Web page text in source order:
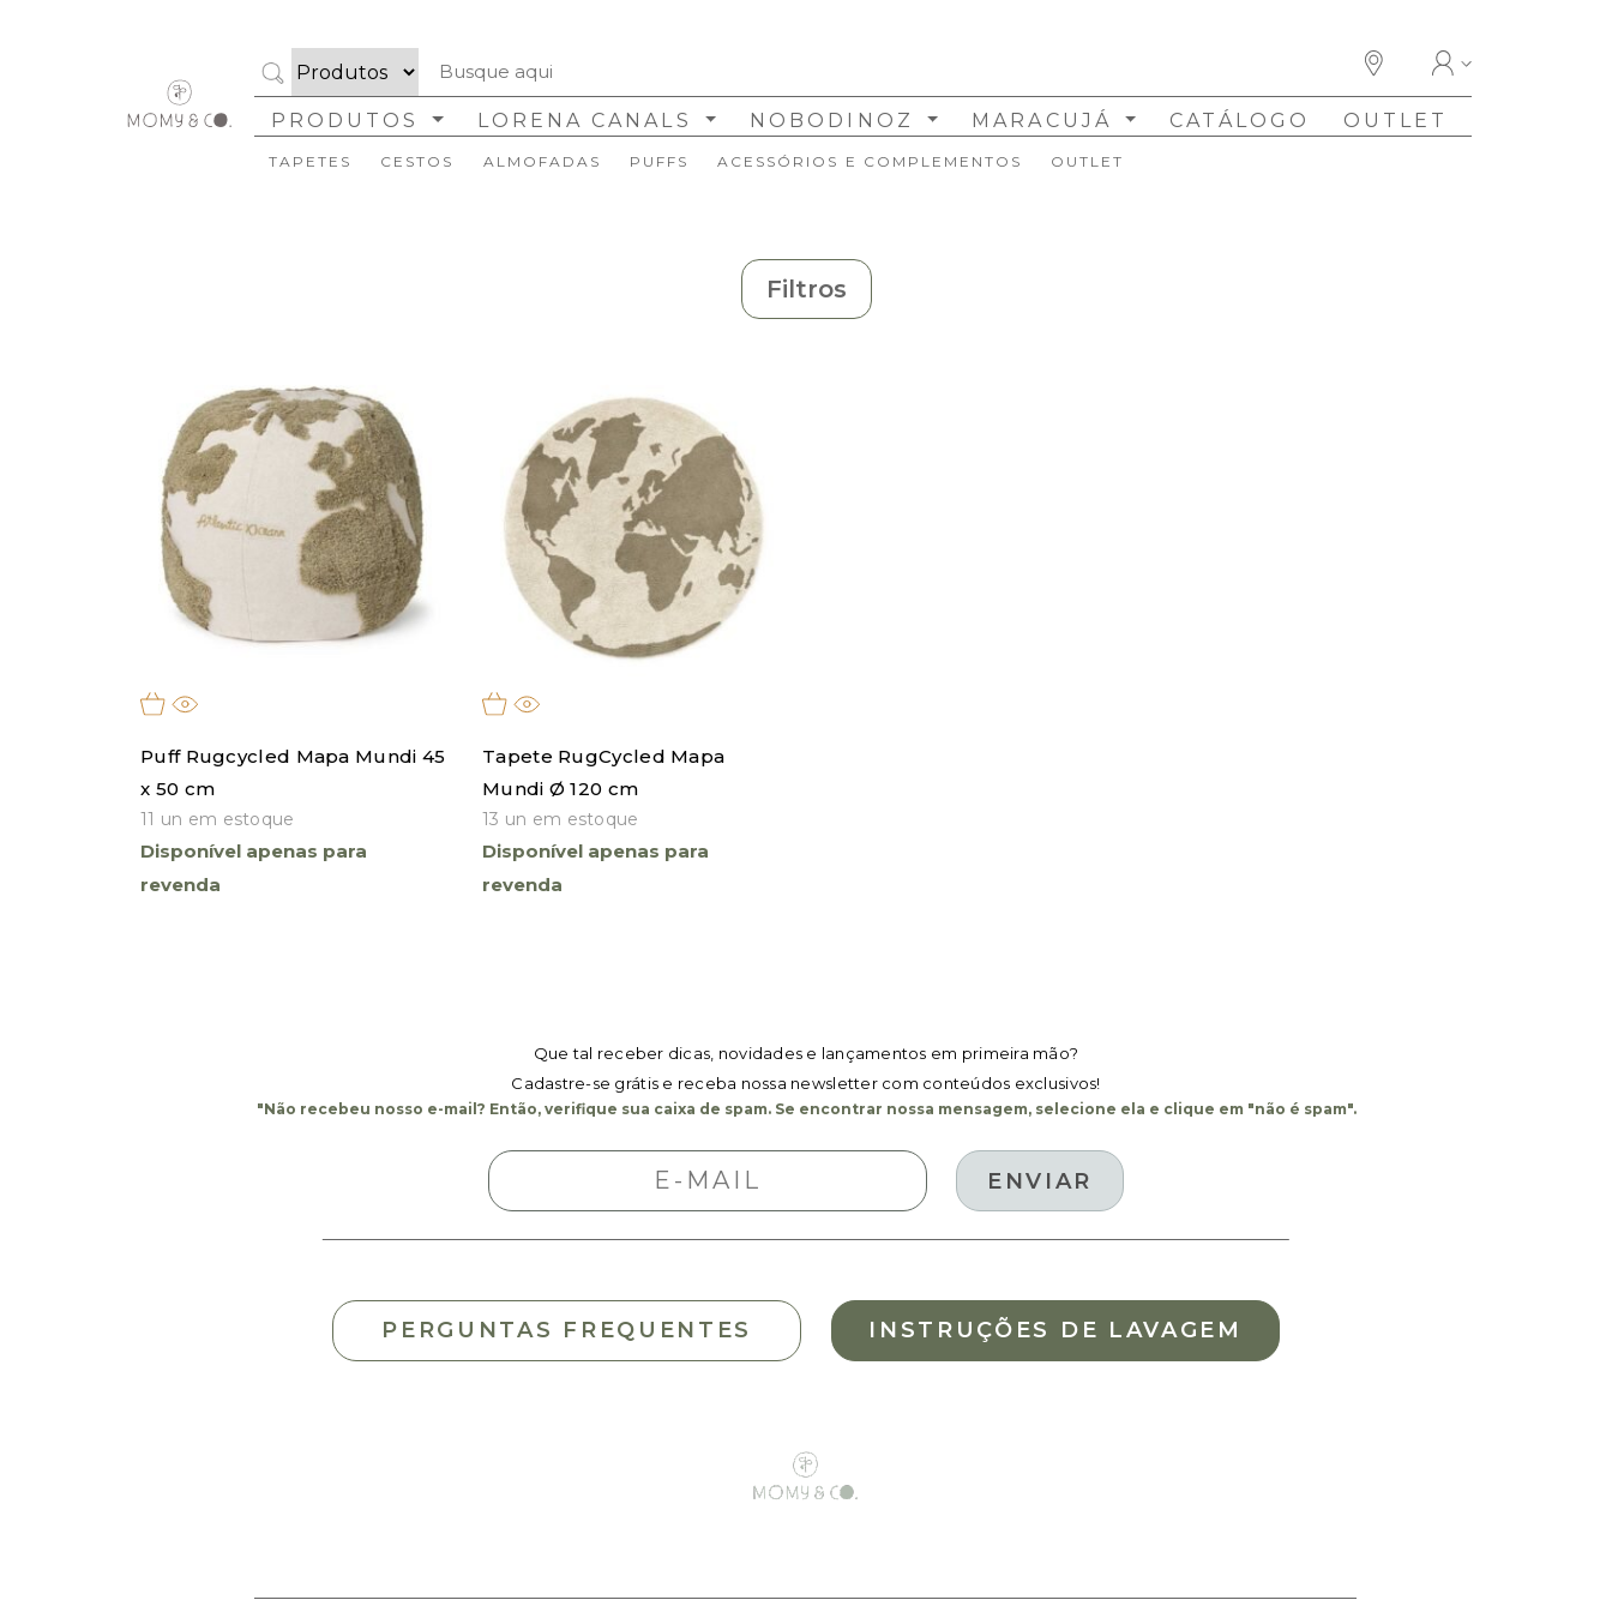
PRODUTOS LORENA CANALS NOBODINOZ MARACUJÁ CATÁLOGO OUTLET
TAPETES CESTOS ALMOFADAS PUFFS ACESSÓRIOS E COMPLEMENTOS OUTLET
Filtros
Puff Rugcycled Mapa Mundi 45
x 50 cm
11 un em estoque
Disponível apenas para
revenda
Tapete RugCycled Mapa
Mundi Ø 120 cm
13 un em estoque
Disponível apenas para
revenda
Que tal receber dicas, novidades e lançamentos em primeira mão?
Cadastre-se grátis e receba nossa newsletter com conteúdos exclusivos!
"Não recebeu nosso e-mail? Então, verifique sua caixa de spam. Se encontrar nossa mensagem, selecione ela e clique em "não é spam".
PERGUNTAS FREQUENTES INSTRUÇÕES DE LAVAGEM